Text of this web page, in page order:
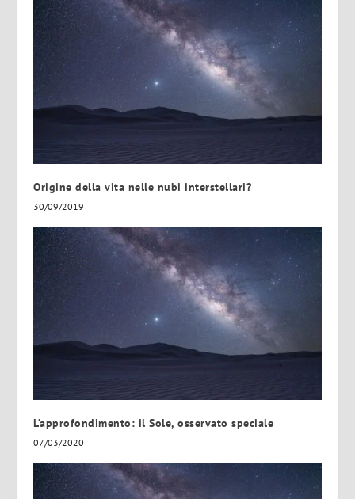
Origine della vita nelle nubi interstellari?
30/09/2019
L’approfondimento: il Sole, osservato speciale
07/03/2020